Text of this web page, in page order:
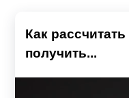
Как
получить...